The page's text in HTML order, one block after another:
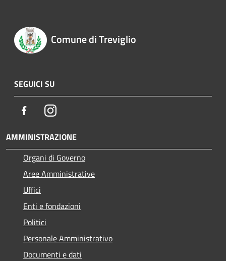
Comune di Treviglio
SEGUICI SU
FacebookInstagram
AMMINISTRAZIONE
Organi di Governo
Aree Amministrative
Uffici
Enti e fondazioni
Politici
Personale Amministrativo
Documenti e dati